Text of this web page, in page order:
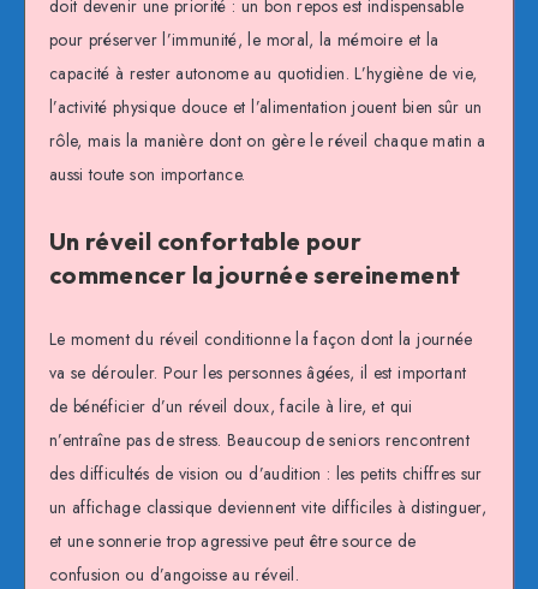
doit devenir une priorité : un bon repos est indispensable
pour préserver l’immunité, le moral, la mémoire et la
capacité à rester autonome au quotidien. L’hygiène de vie,
l’activité physique douce et l’alimentation jouent bien sûr un
rôle, mais la manière dont on gère le réveil chaque matin a
aussi toute son importance.
Un réveil confortable pour
commencer la journée sereinement
Le moment du réveil conditionne la façon dont la journée
va se dérouler. Pour les personnes âgées, il est important
de bénéficier d’un réveil doux, facile à lire, et qui
n’entraîne pas de stress. Beaucoup de seniors rencontrent
des difficultés de vision ou d’audition : les petits chiffres sur
un affichage classique deviennent vite difficiles à distinguer,
et une sonnerie trop agressive peut être source de
confusion ou d’angoisse au réveil.